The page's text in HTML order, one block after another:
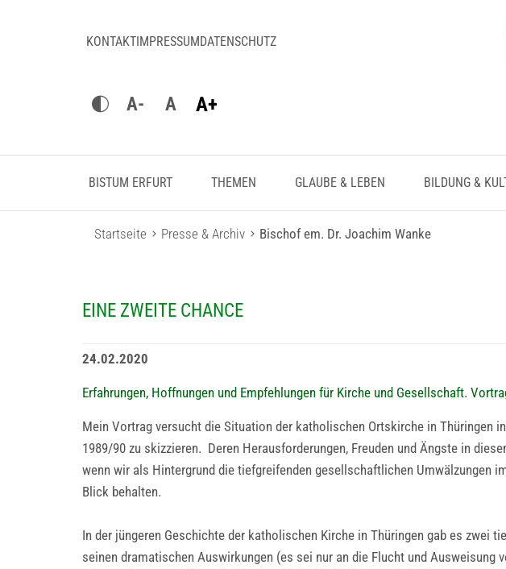
KONTAKTIMPRESSUMDATENSCHUTZ
A- A A+
BISTUM ERFURT THEMEN GLAUBE & LEBEN BILDUNG &
Startseite Presse & Archiv Bischof em. Dr. Joachim Wanke
EINE ZWEITE CHANCE
24.02.2020
Erfahrungen, Hoffnungen und Empfehlungen für Kirche und Gesellschaft.
Mein Vortrag versucht die Situation der katholischen Ortskirche in Thüringen
1989/90 zu skizzieren. Deren Herausforderungen, Freuden und Ängste in
wenn wir als Hintergrund die tiefgreifenden gesellschaftlichen Umwälzungen
Blick behalten.
In der jüngeren Geschichte der katholischen Kirche in Thüringen gab es zwei
seinen dramatischen Auswirkungen (es sei nur an die Flucht und Ausweisung